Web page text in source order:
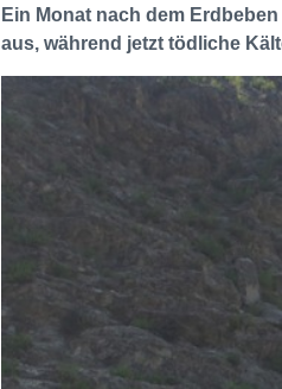
Ein Monat nach dem
aus, während jetzt tödliche